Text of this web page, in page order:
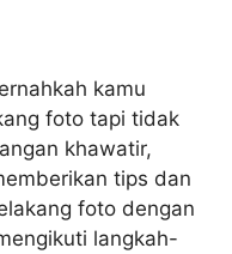
kamu
foto tapi tidak
khawatir,
tips dan
foto dengan
langkah-